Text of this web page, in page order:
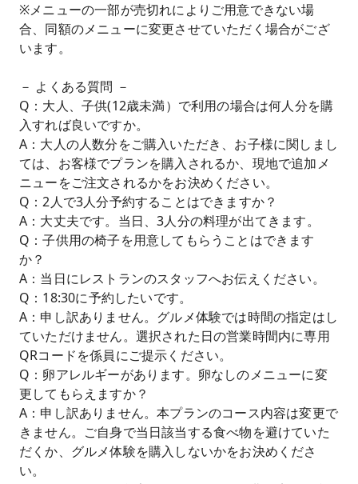
※メニューの一部が売切れによりご用意できない場
合、同額のメニューに変更させていただく場合がござ
います。
－ よくある質問 －
Q：大人、子供(12歳未満）で利用の場合は何人分を購
入すれば良いですか。
A：大人の人数分をご購入いただき、お子様に関しまし
ては、お客様でプランを購入されるか、現地で追加メ
ニューをご注文されるかをお決めください。
Q：2人で3人分予約することはできますか？
A：大丈夫です。当日、3人分の料理が出てきます。
Q：子供用の椅子を用意してもらうことはできます
か？
A：当日にレストランのスタッフへお伝えください。
Q：18:30に予約したいです。
A：申し訳ありません。グルメ体験では時間の指定はし
ていただけません。選択された日の営業時間内に専用
QRコードを係員にご提示ください。
Q：卵アレルギーがあります。卵なしのメニューに変
更してもらえますか？
A：申し訳ありません。本プランのコース内容は変更で
きません。ご自身で当日該当する食べ物を避けていた
だくか、グルメ体験を購入しないかをお決めくださ
い。